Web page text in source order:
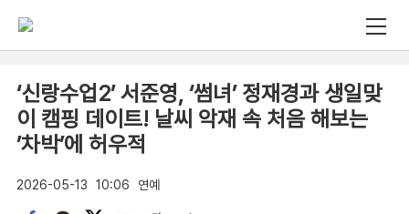
‘신랑수업2’ 서준영, ‘썸녀’ 정재경과 생일맞
이 캠핑 데이트! 날씨 악재 속 처음 해보는
’차박’에 허우적
2026-05-13 10:06 연예